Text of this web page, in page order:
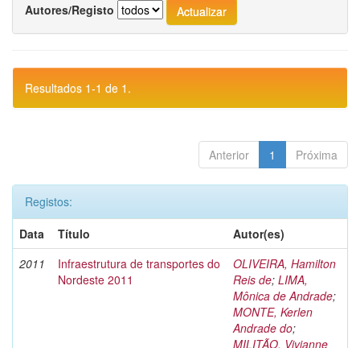
Autores/Registo
Resultados 1-1 de 1.
Anterior 1 Próxima
Registos:
Data
Título
Autor(es)
2011
Infraestrutura de transportes do
Nordeste 2011
OLIVEIRA, Hamilton
Reis de; LIMA,
Mônica de Andrade;
MONTE, Kerlen
Andrade do;
MILITÃO, Vivianne